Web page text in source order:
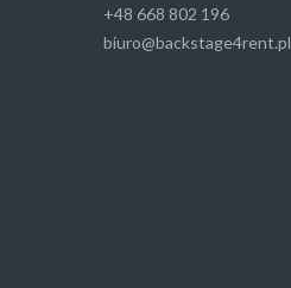
+48 668 802 196
biuro@backstage4rent.pl